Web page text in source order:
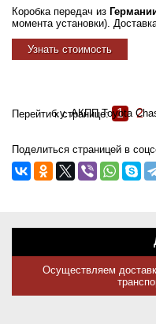
Коробка передач из
момента установки).
Узнать стоимость
Перейти к странице: 1 2
б.у. АКПП Toyota
Поделиться страницей в
Осуществляем